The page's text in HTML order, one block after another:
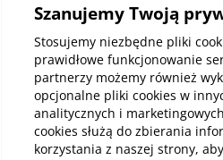
Kup
Kup
Pobierz
Szanujemy Twoją
Stosujemy niezbędne pliki
prawidłowe funkcjonowanie
partnerzy możemy również
opcjonalne pliki cookies w
analitycznych i
cookies służą do zbierania
korzystania z naszej strony,